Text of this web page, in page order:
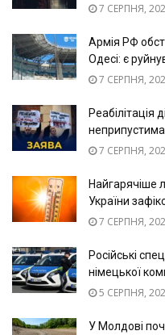
7 СЕРПНЯ,
Армія РФ
Одесі: є
7 СЕРПНЯ,
Реабілітація
7 СЕРПНЯ,
Найгарячіше
України
7 СЕРПНЯ,
Російські
німецької
5 СЕРПНЯ,
У Молдові